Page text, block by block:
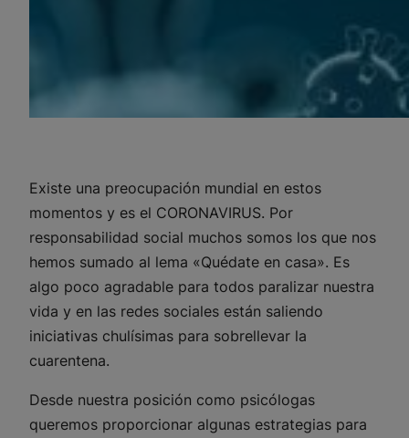
Existe una preocupación mundial en estos
momentos y es el CORONAVIRUS. Por
responsabilidad social muchos somos los que nos
hemos sumado al lema «Quédate en casa». Es
algo poco agradable para todos paralizar nuestra
vida y en las redes sociales están saliendo
iniciativas chulísimas para sobrellevar la
cuarentena.
Desde nuestra posición como psicólogas
queremos proporcionar algunas estrategias para